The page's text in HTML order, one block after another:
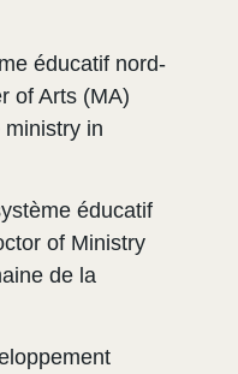
éducatif nord-
of Arts (MA)
in
éducatif
of Ministry
de la